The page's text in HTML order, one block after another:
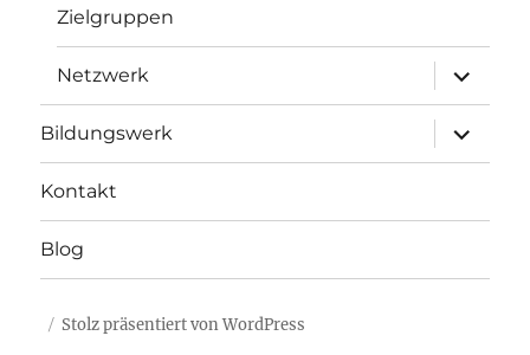
Zielgruppen
Netzwerk
anzeigen
Bildungswerk
anzeigen
Kontakt
Blog
Stolz präsentiert von WordPress